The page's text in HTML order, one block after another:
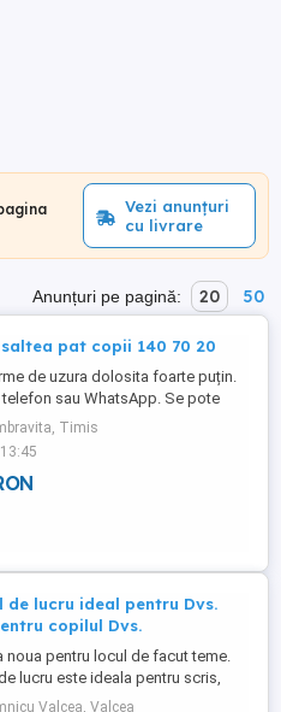
Vezi anunțuri
cu livrare
Anunțuri pe pagină: 20 50
saltea pat copii 140 70 20
de uzura dolosita foarte puțin.
sau WhatsApp. Se pote
vedere in Dumbrăvița zona
Timis
de lucru ideal pentru Dvs.
copilul Dvs.
noua pentru locul de facut teme.
lucru este ideala pentru scris,
pictat, proiectat s.a.m.d. fiind
Valcea, Valcea